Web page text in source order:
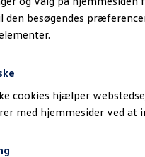
er konceptbilen ID.
Ny Volkswagen?
den besøgendes
cookies hjælper
med hjemmesider ved at